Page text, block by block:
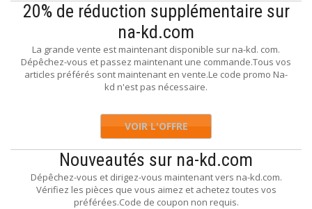
20% de réduction supplémentaire sur
na-kd.com
La grande vente est maintenant disponible sur na-kd. com.
Dépêchez-vous et passez maintenant une commande.Tous vos
articles préférés sont maintenant en vente.Le code promo Na-
kd n'est pas nécessaire.
VOIR L'OFFRE
Nouveautés sur na-kd.com
Dépêchez-vous et dirigez-vous maintenant vers na-kd.com.
Vérifiez les pièces que vous aimez et achetez toutes vos
préférées.Code de coupon non requis.